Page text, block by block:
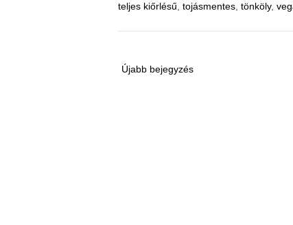
teljes kiőrlésű tojásmentes tönköly,
Újabb bejegyzés